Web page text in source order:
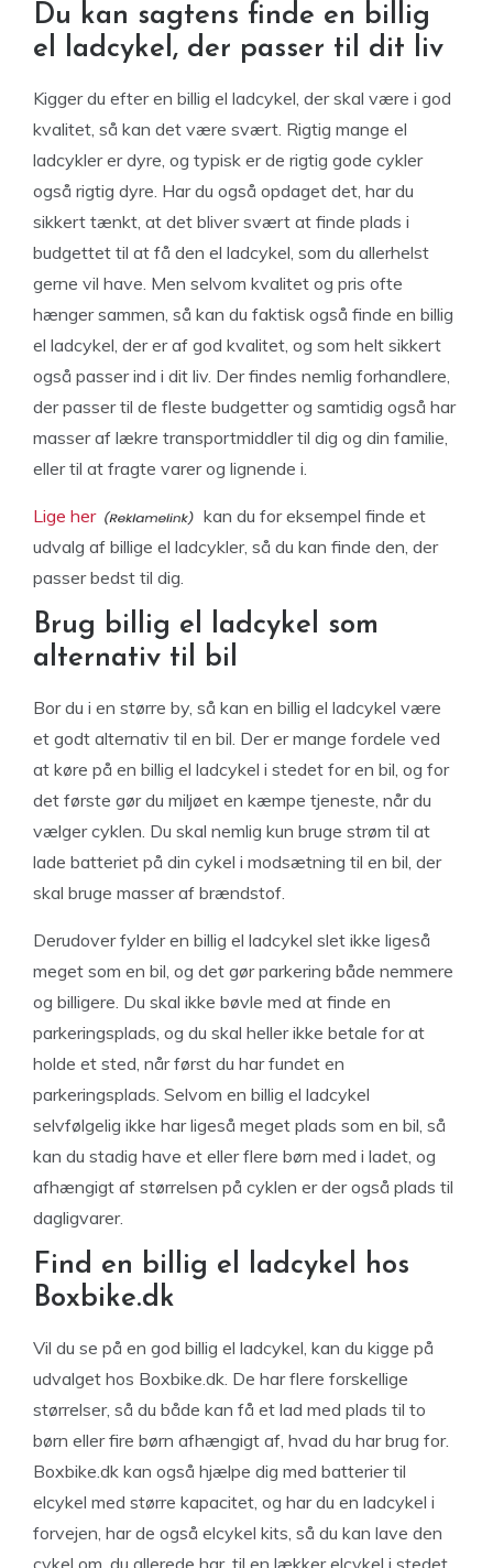
Du kan sagtens finde en billig
el ladcykel, der passer til dit liv
Kigger du efter en billig el ladcykel, der skal være i god
kvalitet, så kan det være svært. Rigtig mange el
ladcykler er dyre, og typisk er de rigtig gode cykler
også rigtig dyre. Har du også opdaget det, har du
sikkert tænkt, at det bliver svært at finde plads i
budgettet til at få den el ladcykel, som du allerhelst
gerne vil have. Men selvom kvalitet og pris ofte
hænger sammen, så kan du faktisk også finde en billig
el ladcykel, der er af god kvalitet, og som helt sikkert
også passer ind i dit liv. Der findes nemlig forhandlere,
der passer til de fleste budgetter og samtidig også har
masser af lækre transportmiddler til dig og din familie,
eller til at fragte varer og lignende i.
Lige her
kan du for eksempel finde et
udvalg af billige el ladcykler, så du kan finde den, der
passer bedst til dig.
Brug billig el ladcykel som
alternativ til bil
Bor du i en større by, så kan en billig el ladcykel være
et godt alternativ til en bil. Der er mange fordele ved
at køre på en billig el ladcykel i stedet for en bil, og for
det første gør du miljøet en kæmpe tjeneste, når du
vælger cyklen. Du skal nemlig kun bruge strøm til at
lade batteriet på din cykel i modsætning til en bil, der
skal bruge masser af brændstof.
Derudover fylder en billig el ladcykel slet ikke ligeså
meget som en bil, og det gør parkering både nemmere
og billigere. Du skal ikke bøvle med at finde en
parkeringsplads, og du skal heller ikke betale for at
holde et sted, når først du har fundet en
parkeringsplads. Selvom en billig el ladcykel
selvfølgelig ikke har ligeså meget plads som en bil, så
kan du stadig have et eller flere børn med i ladet, og
afhængigt af størrelsen på cyklen er der også plads til
dagligvarer.
Find en billig el ladcykel hos
Boxbike.dk
Vil du se på en god billig el ladcykel, kan du kigge på
udvalget hos Boxbike.dk. De har flere forskellige
størrelser, så du både kan få et lad med plads til to
børn eller fire børn afhængigt af, hvad du har brug for.
Boxbike.dk kan også hjælpe dig med batterier til
elcykel med større kapacitet, og har du en ladcykel i
forvejen, har de også elcykel kits, så du kan lave den
cykel om, du allerede har, til en lækker elcykel i stedet.